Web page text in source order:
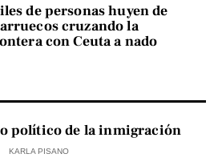
de personas huyen de
cruzando la
con Ceuta a nado
político de la inmigración
KARLA PISANO